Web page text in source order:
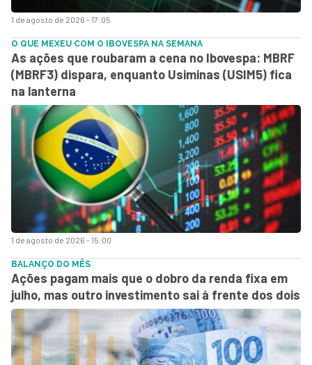
1 de agosto de 2026 - 17:05
1 de agosto de 2026 - 15:00
O QUE MEXEU COM O IBOVESPA NA SEMANA
As ações que roubaram a cena no Ibovespa: MBRF
(MBRF3) dispara, enquanto Usiminas (USIM5) fica
na lanterna
BALANÇO DO MÊS
Ações pagam mais que o dobro da renda fixa em
julho, mas outro investimento sai à frente dos dois